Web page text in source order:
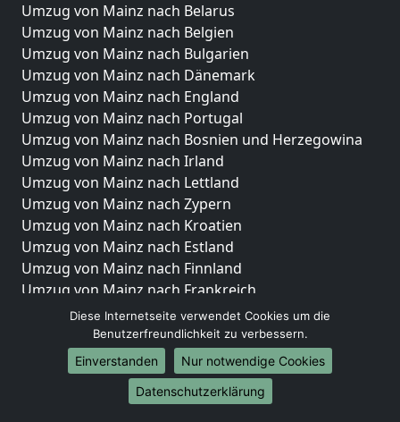
Umzug von Mainz nach Belarus
Umzug von Mainz nach Belgien
Umzug von Mainz nach Bulgarien
Umzug von Mainz nach Dänemark
Umzug von Mainz nach England
Umzug von Mainz nach Portugal
Umzug von Mainz nach Bosnien und Herzegowina
Umzug von Mainz nach Irland
Umzug von Mainz nach Lettland
Umzug von Mainz nach Zypern
Umzug von Mainz nach Kroatien
Umzug von Mainz nach Estland
Umzug von Mainz nach Finnland
Umzug von Mainz nach Frankreich
Umzug von Mainz nach Griechenland
Umzug von Mainz nach Italien
Umzug von Mainz nach Liechtenstein
Umzug von Mainz nach Luxemburg
Umzug von Mainz nach Niederlande
Diese Internetseite verwendet Cookies um die
Benutzerfreundlichkeit zu verbessern.
Einverstanden
Nur notwendige Cookies
Datenschutzerklärung